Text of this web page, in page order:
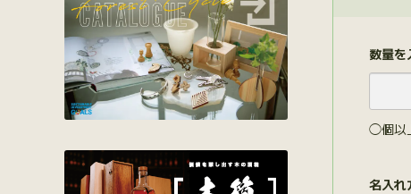
数量を
◯個以
名入れ